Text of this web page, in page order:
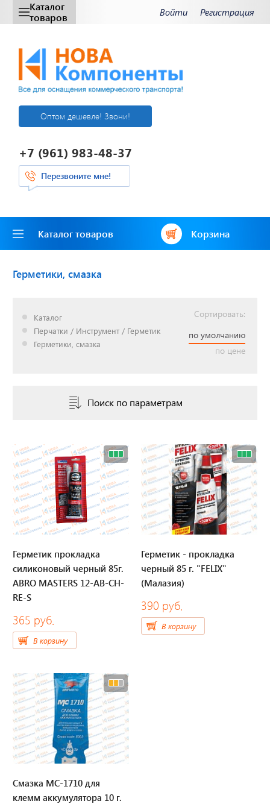
Каталог
товаров
Войти Регистрация
Оптом дешевле! Звони!
+7 (961) 983-48-37
Перезвоните мне!
Каталог товаров Корзина
Доставка до двери за
наш счет!
с нами выгодно
Открылся новый
склад
Акции. Скидки.
Спецпредложения.
Узнать подробнее...
Отвечаем на актуальные
вопросы
Приборные панели
Распродажа
Видеонаблюдение на транспорте
GPS и ГЛОНАСС трекеры
Датчики уровня топлива
Блоки СКЗИ (НКМ)
Герметики, смазка
Каталог
Перчатки / Инструмент / Герметик
Герметики, смазка
Сортировать:
по умолчанию
по цене
Поиск по параметрам
Герметик прокладка
силиконовый черный 85г.
ABRO MASTERS 12-AB-CH-
RE-S
365 руб.
В корзину
Герметик - прокладка
черный 85 г. "FELIX"
(Малазия)
390 руб.
В корзину
Смазка МС-1710 для
клемм аккумулятора 10 г.